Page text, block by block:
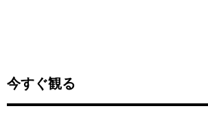
今すぐ観る